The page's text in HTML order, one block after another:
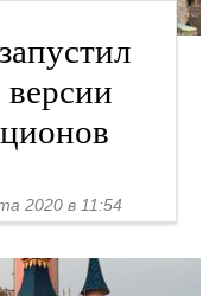
2020 в 11:54